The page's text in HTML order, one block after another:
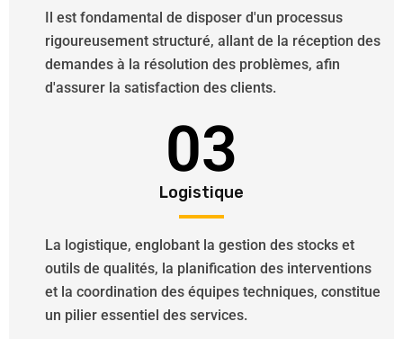
Il est fondamental de disposer d'un processus
rigoureusement structuré, allant de la réception des
demandes à la résolution des problèmes, afin
d'assurer la satisfaction des clients.
03
Logistique
La logistique, englobant la gestion des stocks et
outils de qualités, la planification des interventions
et la coordination des équipes techniques, constitue
un pilier essentiel des services.